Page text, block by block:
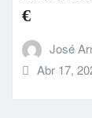
€
José
Abr 17,